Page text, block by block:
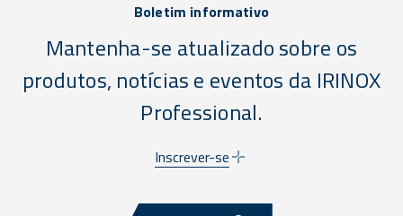
Boletim informativo
Mantenha-se atualizado sobre os
produtos, notícias e eventos da IRINOX
Professional.
Inscrever-se